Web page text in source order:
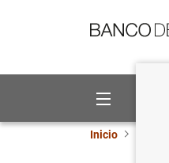
Inicio